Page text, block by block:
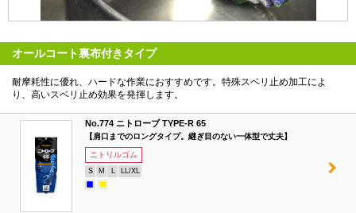
オールコート裏布付きタイプ
耐摩耗性に優れ、ハードな作業におすすめです。特殊スベリ止め加工によ
り、高いスベリ止め効果を発揮します。
No.774 ニトローブ TYPE-R 65
【肩口までのロングタイプ。継ぎ目のない一体型で丈夫】
ニトリルゴム
S M L LL/XL